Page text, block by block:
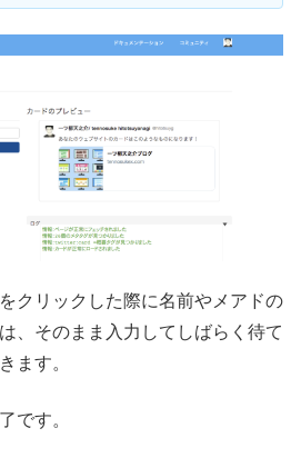
クリックした際に名前やメアドの
、そのまま入力してしばらく待て
ます。
です。